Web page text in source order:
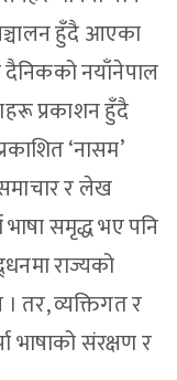
हुँदै आएका
दैनिकको नयाँनेपाल
प्रकाशन हुँदै
‘नासम’
समाचार र लेख
समृद्ध भए पनि
राज्यको
तर, व्यक्तिगत र
भाषाको संरक्षण र